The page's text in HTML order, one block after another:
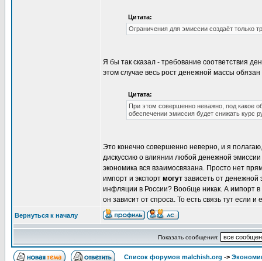
Цитата:
Ограничения для эмиссии создаёт только
Я бы так сказал - требование соответствия
этом случае весь рост денежной массы
Цитата:
При этом совершенно неважно, под какое
обеспечении эмиссия будет снижать курс
Это конечно совершенно неверно, и я
дискуссию о влиянии любой денежной
экономика вся взаимосвязана. Просто нет
импорт и экспорт могут зависеть от денежной
инфляции в России? Вообще никак. А импорт
он зависит от спроса. То есть связь тут если и
Вернуться к началу
Показать сообщения:
Список форумов malchish.org ->